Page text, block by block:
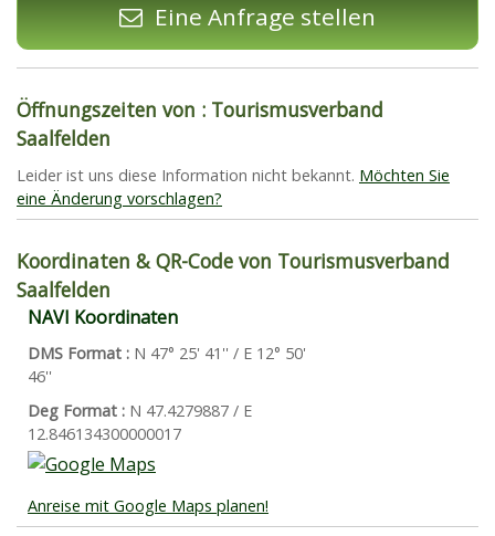
Eine Anfrage stellen
Öffnungszeiten von : Tourismusverband
Saalfelden
Leider ist uns diese Information nicht bekannt. Möchten Sie
eine Änderung vorschlagen?
Koordinaten & QR-Code von Tourismusverband
Saalfelden
NAVI Koordinaten
DMS Format : N 47° 25' 41'' / E 12° 50'
46''
Deg Format : N 47.4279887 / E
12.846134300000017
Anreise mit Google Maps planen!